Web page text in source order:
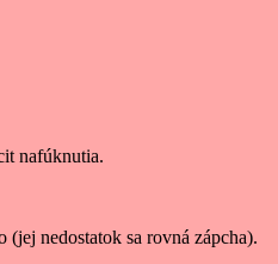
nafúknutia.
nedostatok sa rovná zápcha).